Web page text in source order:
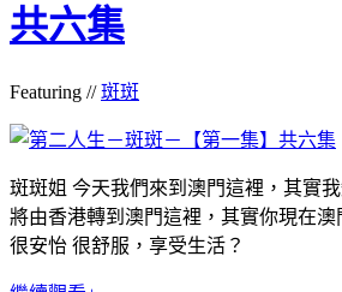
共六集
Featuring //斑斑
斑斑姐 今天我們來到澳門這裡，其實
將由香港轉到澳門這裡，其實你現在
很安怡 很舒服，享受生活？